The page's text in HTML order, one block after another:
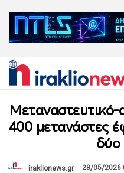
400 μετανάστες
iraklionews.gr 28/05/2026